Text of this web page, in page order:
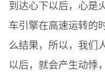
到达心下以后，心是
车引擎在高速运转的
么结果，所以，我们
以后，就会产生动悸